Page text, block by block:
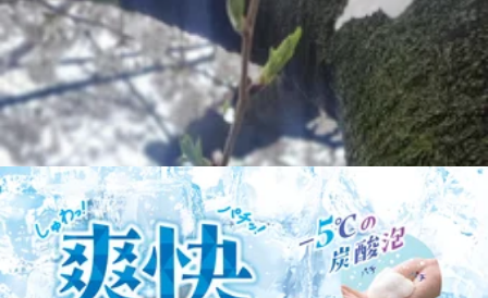
本日も温かい笑顔で、皆様をお迎えいたします!
WEB予約する
電話予約する 03-5888-6533
最近のブログ
【休館日のお知らせ】8/19はお休みです
【休館日のお知らせ】こんにちは！西新井トスカ店です